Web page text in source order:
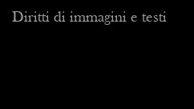
Diritti di immagini e testi